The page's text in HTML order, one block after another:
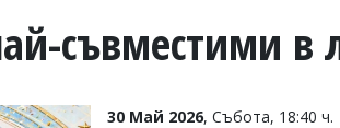
съвместими в
30 Май 2026, Събота, 18:40 ч.